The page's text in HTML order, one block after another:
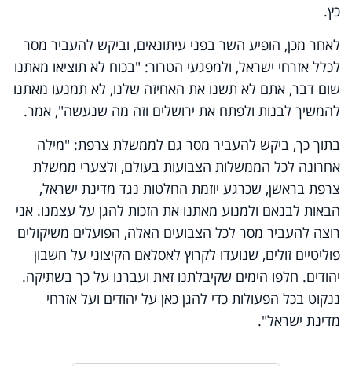
כץ.
לאחר מכן, הופיע השר בפני עיתונאים, וביקש להעביר מסר
לכלל אזרחי ישראל, ולמפגעי הטרור: "בכוח לא תוציאו מאתנו
שום דבר, אתם לא תשנו את האחיזה שלנו, לא תמנעו מאתנו
להמשיך לבנות ולפתח את ירושלים וזה מה שנעשה", אמר.
בתוך כך, ביקש להעביר מסר גם לממשלת צרפת: "מילה
אחרונה לכל הממשלות הצבועות בעולם, ולצערי ממשלת
צרפת בראשן, שכרגע יוזמת החלטות נגד מדינת ישראל,
הבאות לבנאם ולמנוע מאתנו את הזכות להגן על עצמנו. אני
רוצה להעביר מסר לכל הצבועים האלה, הפועלים משיקולים
פוליטיים זולים, שנועדו לקרוץ לאסלאם הקיצוני על חשבון
יהודים. חלפו הימים שקיבלתנו זאת ועברנו על כך בשתיקה.
ננקוט בכל הפעולות כדי להגן כאן על יהודים ועל אזרחי
מדינת ישראל".